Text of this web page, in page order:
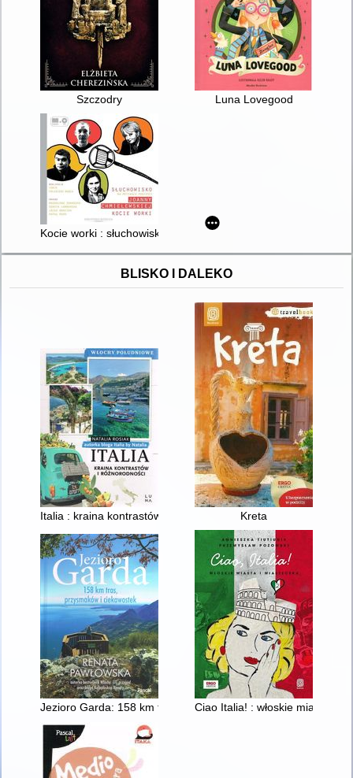
Szczodry Luna Lovegood
Kocie worki : słuchowisko
BLISKO I DALEKO
Italia : kraina kontrastów i różnorodności : Włochy Południowe
Kreta
Jezioro Garda: 158 km tras, przysmaków i ciekawostek
Ciao Italia! : włoskie miasta i